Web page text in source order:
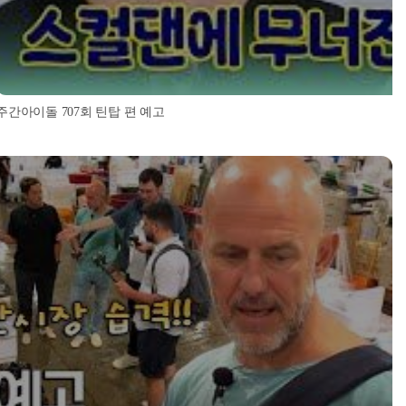
간아이돌 707회 틴탑 편 예고